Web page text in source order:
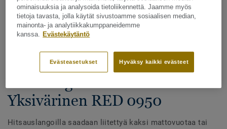
Katso kaikki kuosit - NCS ja LRV (1096)
Hitsauslangat - Homogeeniset
Yksivärinen RED 0950
Hitsauslangoilla saadaan liitettyä kaksi mattovuotaa tai
ominaisuuksia ja analysoida tietoliikennettä. Jaamme myös
tietoja tavasta, jolla käytät sivustoamme sosiaalisen median,
mainonta- ja analytiikkakumppaneidemme
kanssa.
Evästekäytäntö
Hyväksy kaikki evästeet
Evästeasetukset